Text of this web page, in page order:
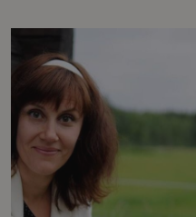
bjuder på svindlande läsning. Vi